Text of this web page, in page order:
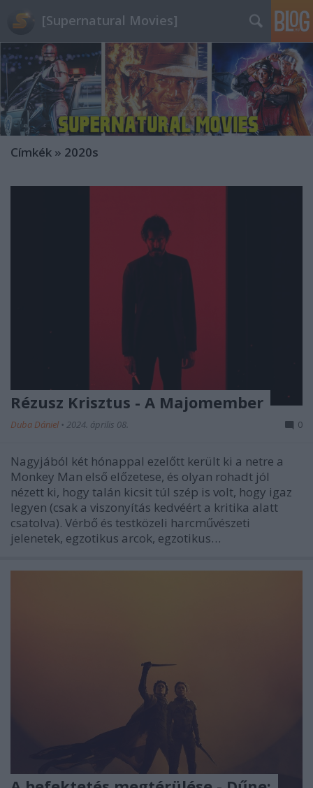
[Supernatural Movies]
Címkék » 2020s
Rézusz Krisztus - A Majomember
Duba Dániel • 2024. április 08. 0
Nagyjából két hónappal ezelőtt került ki a netre a
Monkey Man első előzetese, és olyan rohadt jól
nézett ki, hogy talán kicsit túl szép is volt, hogy igaz
legyen (csak a viszonyítás kedvéért a kritika alatt
csatolva). Vérbő és testközeli harcművészeti
jelenetek, egzotikus arcok, egzotikus…